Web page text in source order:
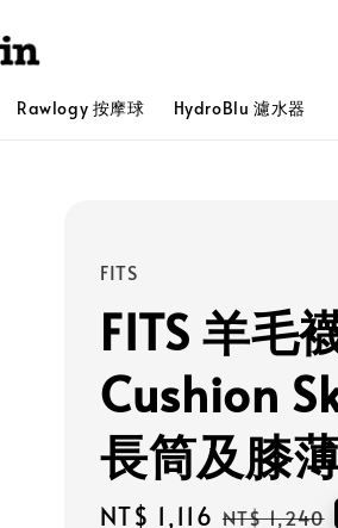
Rawlogy 按摩球 HydroBlu 濾水器
FITS
FITS 羊毛
Cushion
長筒及膝
Sale
NT$ 1,116 Regular
NT$ 1,240